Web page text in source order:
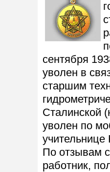
сентября
уволен в
старшим
Сталинской
уволен по
По отзывам
работник,